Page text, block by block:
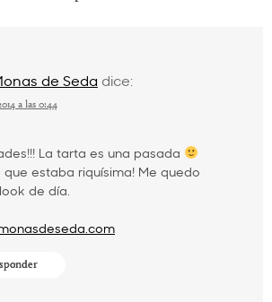
de Seda dice:
a las 0:44
La tarta es una pasada
que estaba riquísima! Me quedo
de día.